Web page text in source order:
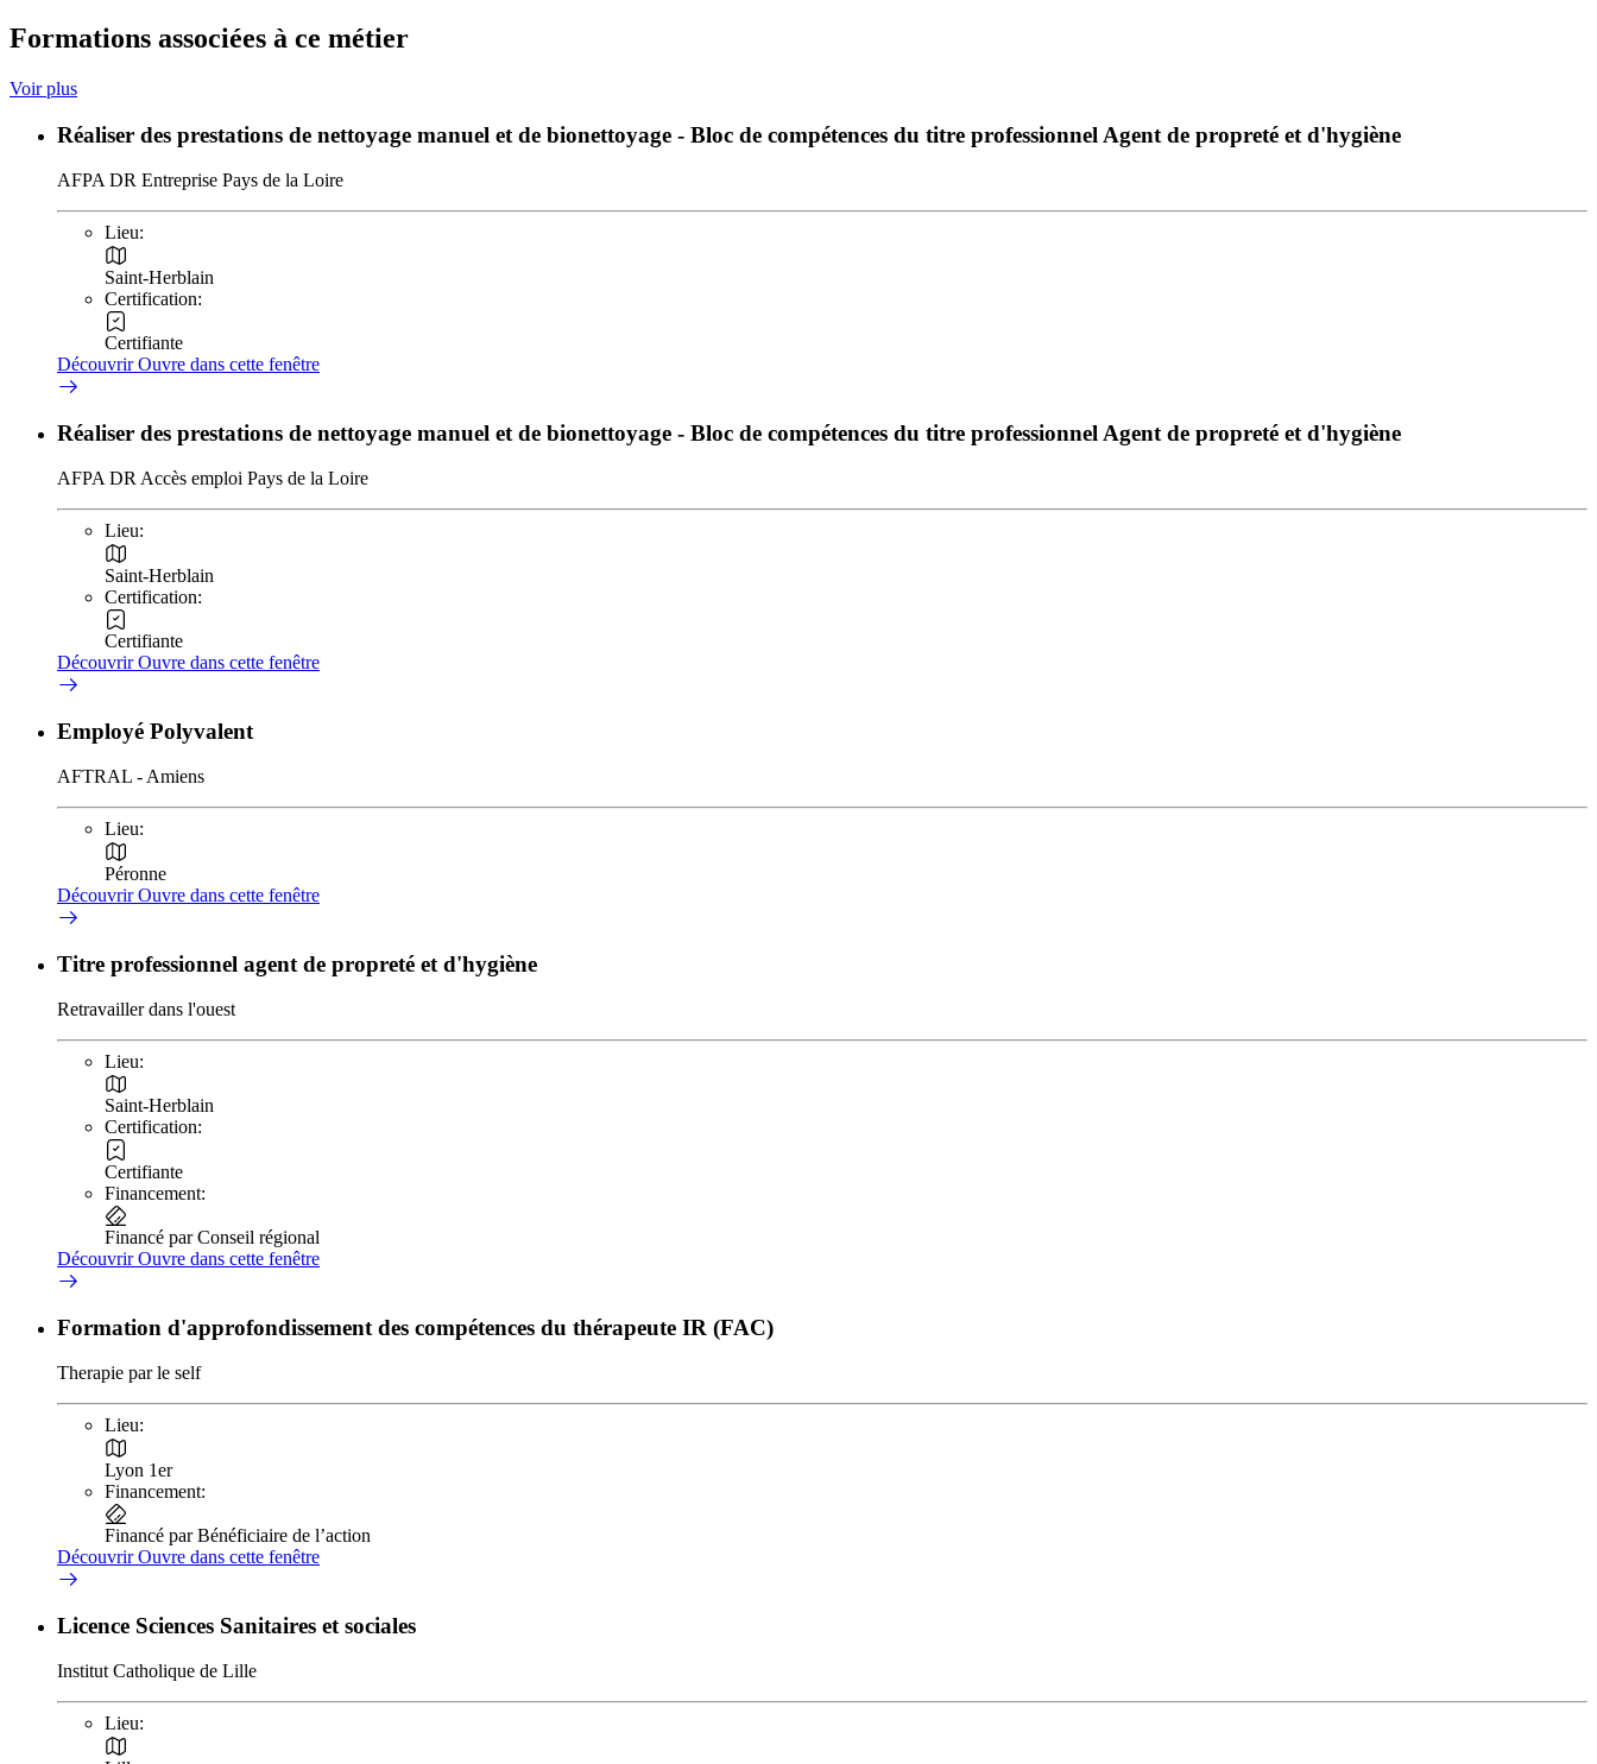
Formations associées à ce métier
Voir plus
Réaliser des prestations de nettoyage manuel et de bionettoyage - Bloc de compétences du titre professionnel Agent de propreté et d'hygiène
AFPA DR Entreprise Pays de la Loire
Lieu:
Saint-Herblain
Certification:
Certifiante
DécouvrirOuvre dans cette fenêtre
Réaliser des prestations de nettoyage manuel et de bionettoyage - Bloc de compétences du titre professionnel Agent de propreté et d'hygiène
AFPA DR Accès emploi Pays de la Loire
Lieu:
Saint-Herblain
Certification:
Certifiante
DécouvrirOuvre dans cette fenêtre
Employé Polyvalent
AFTRAL - Amiens
Lieu:
Péronne
DécouvrirOuvre dans cette fenêtre
Titre professionnel agent de propreté et d'hygiène
Retravailler dans l'ouest
Lieu:
Saint-Herblain
Certification:
Certifiante
Financement:
Financé par Conseil régional
DécouvrirOuvre dans cette fenêtre
Formation d'approfondissement des compétences du thérapeute IR (FAC)
Therapie par le self
Lieu:
Lyon 1er
Financement:
Financé par Bénéficiaire de l’action
DécouvrirOuvre dans cette fenêtre
Licence Sciences Sanitaires et sociales
Institut Catholique de Lille
Lieu: